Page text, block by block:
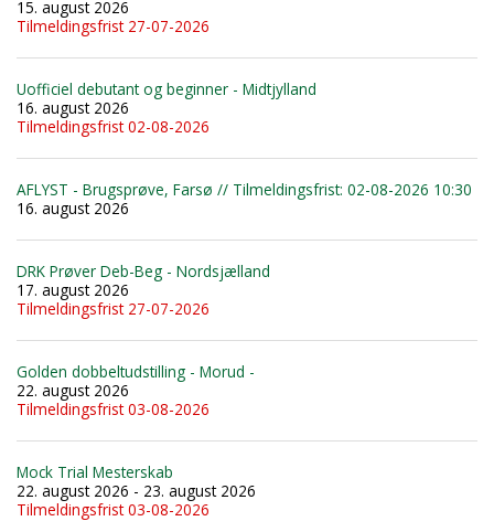
15. august 2026
Tilmeldingsfrist 27-07-2026
Uofficiel debutant og beginner - Midtjylland
16. august 2026
Tilmeldingsfrist 02-08-2026
AFLYST - Brugsprøve, Farsø // Tilmeldingsfrist: 02-08-2026 10:30
16. august 2026
DRK Prøver Deb-Beg - Nordsjælland
17. august 2026
Tilmeldingsfrist 27-07-2026
Golden dobbeltudstilling - Morud -
22. august 2026
Tilmeldingsfrist 03-08-2026
Mock Trial Mesterskab
22. august 2026 - 23. august 2026
Tilmeldingsfrist 03-08-2026